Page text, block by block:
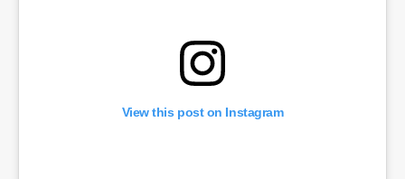
View this post on Instagram